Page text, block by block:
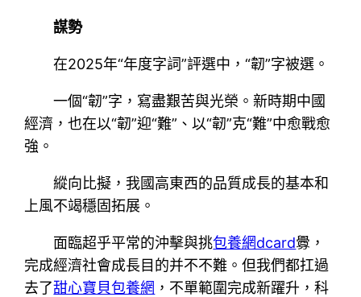
謀勢
在2025年“年度字詞”評選中，“韌”字被選。
一個“韌”字，寫盡艱苦與光榮。新時期中國
經濟，也在以“韌”迎“難”、以“韌”克“難”中愈戰愈
強。
縱向比擬，我國高東西的品質成長的基本和
上風不竭穩固拓展。
面臨超乎平常的沖擊與挑包養網dcard釁，
完成經濟社會成長目的并不不難。但我們都扛過
去了甜心寶貝包養網 ，不單範圍完成新躍升，科